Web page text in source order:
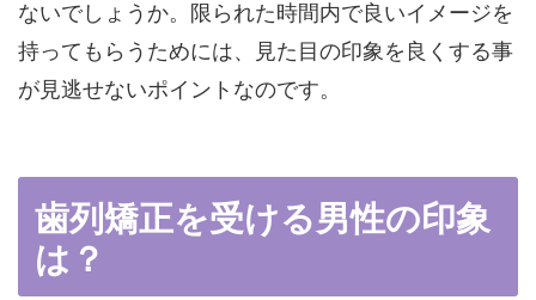
ないでしょうか。限られた時間内で良いイメージを
持ってもらうためには、見た目の印象を良くする事
が見逃せないポイントなのです。
歯列矯正を受ける男性の印象
は？